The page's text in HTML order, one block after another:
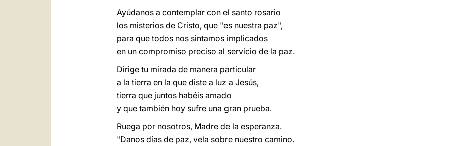
Ayúdanos a contemplar con el santo rosario
los misterios de Cristo, que "es nuestra paz",
para que todos nos sintamos implicados
en un compromiso preciso al servicio de la paz.
Dirige tu mirada de manera particular
a la tierra en la que diste a luz a Jesús,
tierra que juntos habéis amado
y que también hoy sufre una gran prueba.
Ruega por nosotros, Madre de la esperanza.
"Danos días de paz, vela sobre nuestro camino.